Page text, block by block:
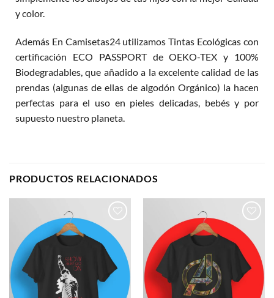
y color.
Además En Camisetas24 utilizamos Tintas Ecológicas con
certificación ECO PASSPORT de OEKO-TEX y 100%
Biodegradables, que añadido a la excelente calidad de las
prendas (algunas de ellas de algodón Orgánico) la hacen
perfectas para el uso en pieles delicadas, bebés y por
supuesto nuestro planeta.
PRODUCTOS RELACIONADOS
Añadir
a la
lista de
deseos
Añadir
a la
lista de
deseos